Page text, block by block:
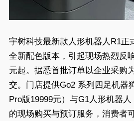
宇树科技最新款人形机器人R1正
全新配色版本，引起现场热烈反
元起。据悉首批订单以企业采购
交。门店提供Go2 系列四足机器
Pro版19999元）与G1人形机器人
的现场购买与预订服务，消费者